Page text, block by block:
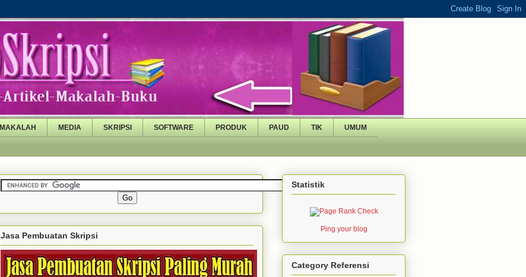
MAKALAH MEDIA SKRIPSI SOFTWARE PRODUK PAUD TIK UMUM
Jasa Pembuatan Skripsi
Statistik
Ping your blog
Category Referensi